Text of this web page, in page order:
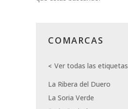
COMARCAS
Ver todas las etiquetas
La Ribera del Duero
La Soria Verde